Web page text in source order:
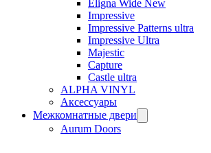
Eligna Wide New
Impressive
Impressive Patterns ultra
Impressive Ultra
Majestic
Capture
Castle ultra
ALPHA VINYL
Аксессуары
Межкомнатные двери
Aurum Doors